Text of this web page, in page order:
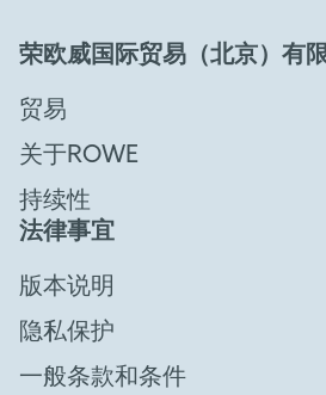
荣欧威国际贸易（北京）有
贸易
关于ROWE
持续性
法律事宜
版本说明
隐私保护
一般条款和条件